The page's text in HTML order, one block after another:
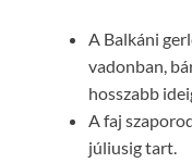
A Balkáni
vadonban,
hosszabb
A faj
júliusig tart.